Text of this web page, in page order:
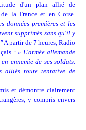
d'un plan allié de
la France et en Corse.
données premières et les
supprimés sans qu'il y
A partir de 7 heures, Radio
: « L'armée allemande
ennemie de ses soldats.
alliés toute tentative de
et démontre clairement
y compris envers